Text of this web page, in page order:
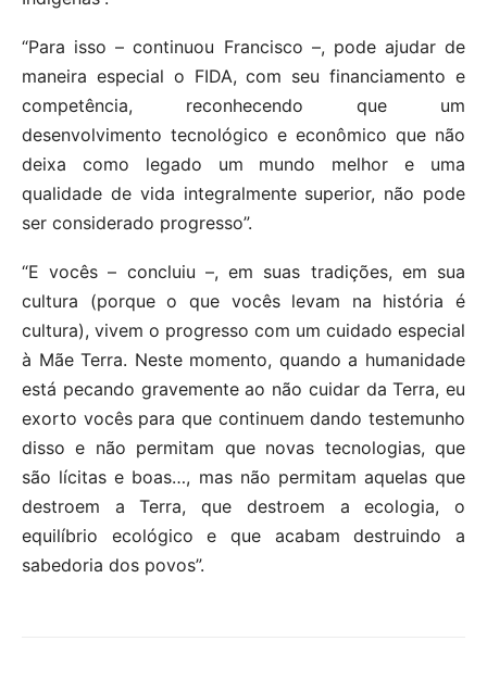
“Para isso – continuou Francisco –, pode ajudar de
maneira especial o FIDA, com seu financiamento e
competência, reconhecendo que um
desenvolvimento tecnológico e econômico que não
deixa como legado um mundo melhor e uma
qualidade de vida integralmente superior, não pode
ser considerado progresso”.
“E vocês – concluiu –, em suas tradições, em sua
cultura (porque o que vocês levam na história é
cultura), vivem o progresso com um cuidado especial
à Mãe Terra. Neste momento, quando a humanidade
está pecando gravemente ao não cuidar da Terra, eu
exorto vocês para que continuem dando testemunho
disso e não permitam que novas tecnologias, que
são lícitas e boas…, mas não permitam aquelas que
destroem a Terra, que destroem a ecologia, o
equilíbrio ecológico e que acabam destruindo a
sabedoria dos povos”.